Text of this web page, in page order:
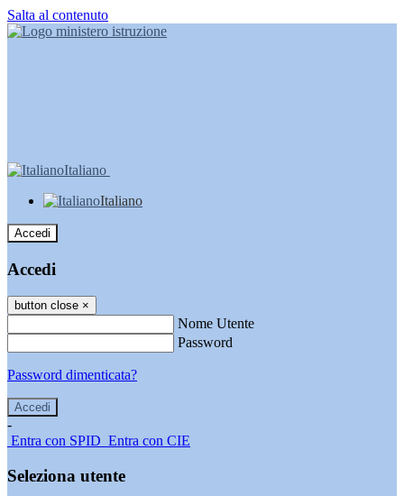
Salta al contenuto
Italiano
Italiano
Accedi
Accedi
button close ×
Nome Utente
Password
Password dimenticata?
-
Entra con SPID Entra con CIE
Seleziona utente